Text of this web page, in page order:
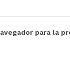
para la